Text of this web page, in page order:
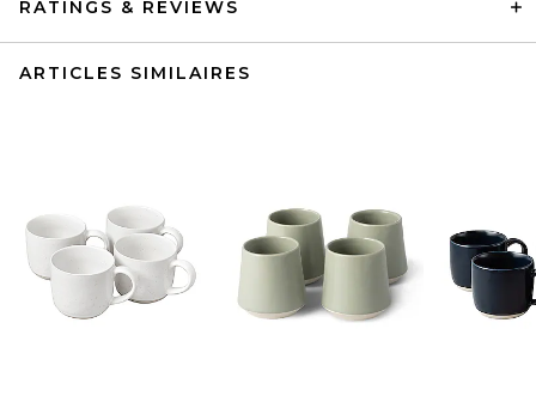
RATINGS & REVIEWS
ARTICLES SIMILAIRES